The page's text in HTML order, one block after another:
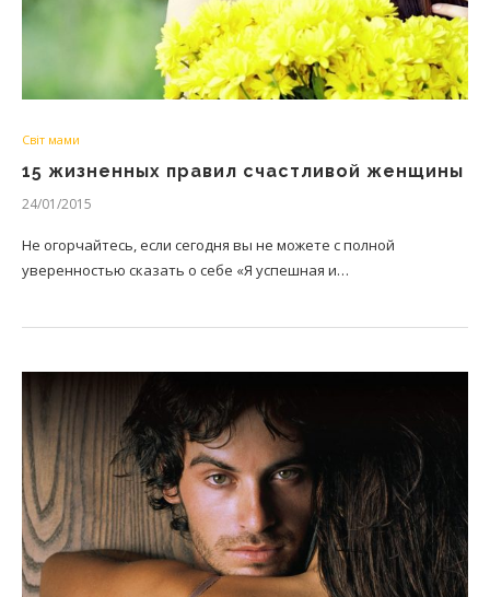
Світ мами
15 жизненных правил счастливой женщины
24/01/2015
Не огорчайтесь, если сегодня вы не можете с полной
уверенностью сказать о себе «Я успешная и…